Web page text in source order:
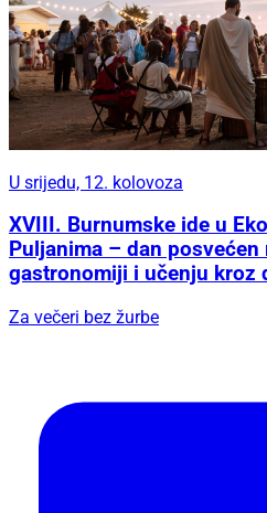
U srijedu, 12. kolovoza
XVIII. Burnumske ide u
Puljanima – dan
gastronomiji i učenju kroz
Za večeri bez žurbe